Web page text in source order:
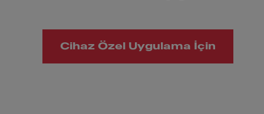
Cihaz Özel Uygulama İçin